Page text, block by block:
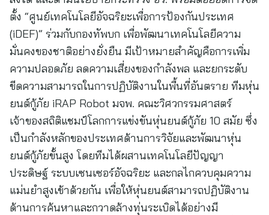
ตั้ง “ศูนย์เทคโนโลยีอัจฉริยะเพื่อการป้องกันประเทศ
(iDEF)” ร่วมกับกองทัพบก เพื่อพัฒนาเทคโนโลยีความ
มั่นคงของชาติอย่างยั่งยืน มีเป้าหมายสำคัญคือการเพิ่ม
ความปลอดภัย ลดความเสี่ยงของกำลังพล และยกระดับ
ขีดความสามารถในการปฏิบัติงานในพื้นที่อันตราย ทีมหุ่น
ยนต์กู้ภัย iRAP Robot มจพ. คณะวิศวกรรมศาสตร์
เจ้าของสถิติแชมป์โลกการแข่งขันหุ่นยนต์กู้ภัย 10 สมัย ซึ่ง
เป็นกำลังหลักของประเทศด้านการวิจัยและพัฒนาหุ่น
ยนต์กู้ภัยขั้นสูง โดยทีมได้ผสานเทคโนโลยีปัญญา
ประดิษฐ์ ระบบเซนเซอร์อัจฉริยะ และกลไกควบคุมความ
แม่นยำสูงเข้าด้วยกัน เพื่อให้หุ่นยนต์สามารถปฏิบัติงาน
ด้านการค้นหาและกวาดล้างทุ่นระเบิดได้อย่างมี